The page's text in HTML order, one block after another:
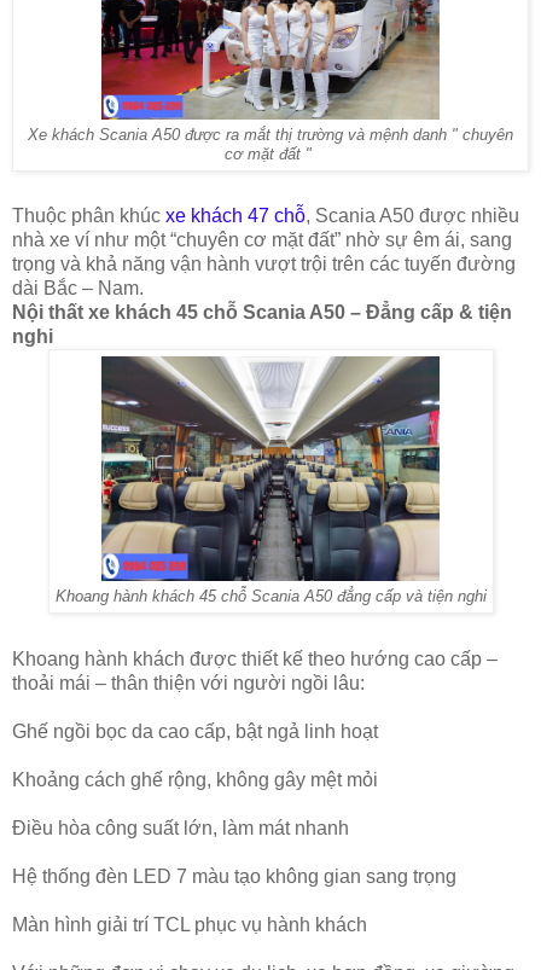
Xe khách Scania A50 được ra mắt thị trường và mệnh danh " chuyên
cơ mặt đất "
Thuộc phân khúc xe khách 47 chỗ, Scania A50 được nhiều
nhà xe ví như một “chuyên cơ mặt đất” nhờ sự êm ái, sang
trọng và khả năng vận hành vượt trội trên các tuyến đường
dài Bắc – Nam.
Nội thất xe khách 45 chỗ Scania A50 – Đẳng cấp & tiện
nghi
Khoang hành khách 45 chỗ Scania A50 đẳng cấp và tiện nghi
Khoang hành khách được thiết kế theo hướng cao cấp –
thoải mái – thân thiện với người ngồi lâu:
Ghế ngồi bọc da cao cấp, bật ngả linh hoạt
Khoảng cách ghế rộng, không gây mệt mỏi
Điều hòa công suất lớn, làm mát nhanh
Hệ thống đèn LED 7 màu tạo không gian sang trọng
Màn hình giải trí TCL phục vụ hành khách